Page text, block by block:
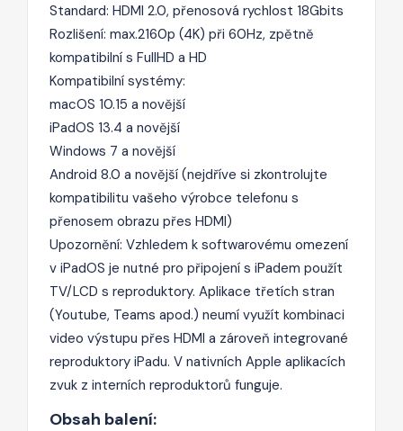
Standard: HDMI 2.0, přenosová rychlost 18Gbits
Rozlišení: max.2160p (4K) při 60Hz, zpětně
kompatibilní s FullHD a HD
Kompatibilní systémy:
macOS 10.15 a novější
iPadOS 13.4 a novější
Windows 7 a novější
Android 8.0 a novější (nejdříve si zkontrolujte
kompatibilitu vašeho výrobce telefonu s
přenosem obrazu přes HDMI)
Upozornění: Vzhledem k softwarovému omezení
v iPadOS je nutné pro připojení s iPadem použít
TV/LCD s reproduktory. Aplikace třetích stran
(Youtube, Teams apod.) neumí využít kombinaci
video výstupu přes HDMI a zároveň integrované
reproduktory iPadu. V nativních Apple aplikacích
zvuk z interních reproduktorů funguje.
Obsah balení: